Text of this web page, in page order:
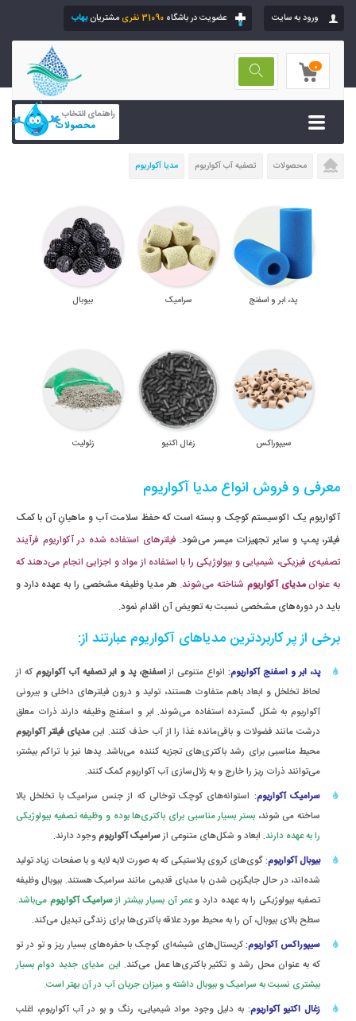
ورود به سایت عضویت در باشگاه 31090 نفری مشتریانبهاب
0
راهنمای انتخاب
محصولات
محصولات تصفیه آب آکواریوم مدیا آکواریوم
پد، ابر و اسفنج سرامیک بیوبال
سیپوراکس زغال اکتیو زئولیت
توری مدیا
معرفی و فروش انواع مدیا آکواریوم
آکواریوم یک اکوسیستم کوچک و بسته است که حفظ سلامت آب و ماهیانِ آن با کمک
فیلتر، پمپ و سایر تجهیزات میسر می‌شود. فیلترهای استفاده شده در آکواریوم فرآیند
تصفیه‌ی فیزیکی، شیمیایی و بیولوژیکی را با استفاده از مواد و اجزایی انجام می‌دهند که
به عنوانمدیای آکواریوم شناخته می‌شوند. هر مدیا وظیفه مشخصی را به عهده دارد و
باید در دوره‌های مشخصی نسبت به تعویض آن اقدام نمود.
برخی از پر کاربردترین مدیاهای آکواریوم عبارتند از:
پد، ابر و اسفنج آکواریوم:انواع متنوعی ازاسفنج، پد و ابر تصفیه آب آکواریوم که از
لحاظ تخلخل و ابعاد باهم متفاوت هستند، تولید و درون فیلترهای داخلی و بیرونی
آکواریوم به شکل گسترده استفاده می‌شوند. ابر و اسفنج وظیفه دارند ذرات معلق
درشت مانند فضولات و باقی‌مانده غذا را از آب حذف کنند. اینمدیای فیلتر آکواریوم
محیط مناسبی برای رشد باکتری‌های تجزیه کننده می‌باشد. پدها نیز با تراکم بیشتر،
می‌توانند ذرات ریز را خارج و به زلال‌سازی آب آکواریوم کمک کنند.
سرامیک آکواریوم: استوانه‌های کوچک توخالی که از جنس سرامیک با تخلخل بالا
ساخته می شوند، بستر بسیار مناسبی برای باکتری‌ها بوده و وظیفه تصفیه بیولوژیکی
را به عهده دارند. ابعاد و شکل‌های متنوعی ازسرامیک آکواریوموجود دارند.
بیوبال آکواریوم:گوی‌های کروی پلاستیکی که به صورت لایه لایه و با صفحات زیاد تولید
شده‌اند، در حال جایگزین شدن با مدیای قدیمی مانند سرامیک هستند. بیوبال وظیفه
تصفیه بیولوژیکی را به عهده دارد وعمر آن بسیار بیشتر ازسرامیک آکواریوم می‌باشد.
سطح بالای بیوبال، آن را به محیط مورد علاقه باکتری‌ها برای زندگی تبدیل می‌کند.
سیپوراکس آکواریوم:کریستال‌های شیشه‌‌ای کوچک با حفره‌های بسیار ریز و تو در تو
که به عنوان محل رشد و تکثیر باکتری‌ها عمل می‌کند. این مدیای جدید دوام بسیار
بیشتری نسبت به سرامیک و بیوبال داشته و میزان جریان آب در آن بهتر است.
زغال اکتیو آکواریوم: به دلیل وجود مواد شیمیایی، رنگ و بو در آب آکواریوم، اغلب